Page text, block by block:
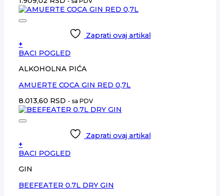
Zaprati ovaj artikal
+
BACI POGLED
ALKOHOLNA PIĆA
AMUERTE COCA GIN RED 0,7L
8.013,60 RSD - sa PDV
Zaprati ovaj artikal
+
BACI POGLED
GIN
BEEFEATER 0.7L DRY GIN